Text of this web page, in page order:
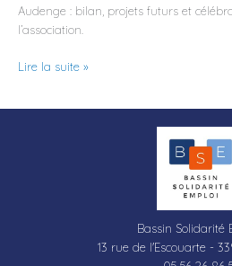
Audenge : bilan, projets futurs et
l’association.
Lire la suite »
Bassin Solidarité
13 rue de l'Escouarte -